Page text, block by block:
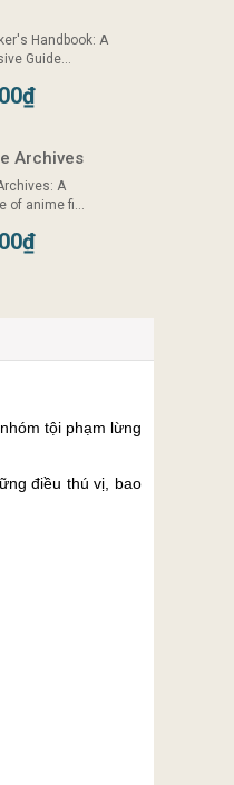
Handbook: A
Guide...
Archives
A
of anime fi...
tội phạm lừng
điều thú vị, bao